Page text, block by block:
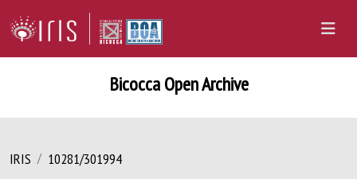
Bicocca Open Archive
IRIS 10281/301994